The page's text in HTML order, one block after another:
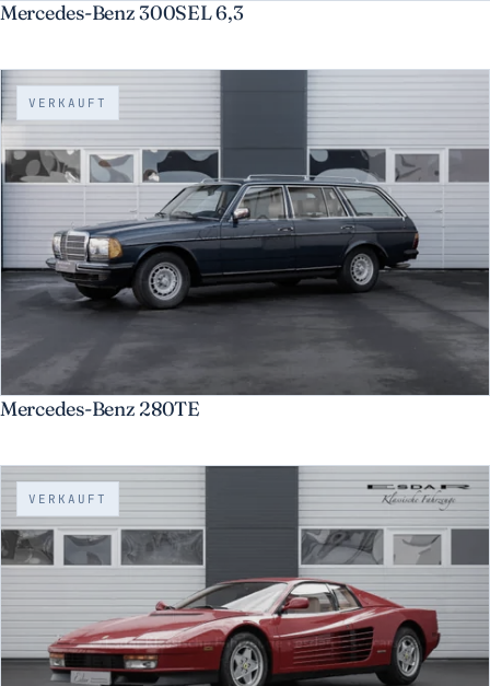
Mercedes-Benz 300SEL 6,3
VERKAUFT
Mercedes-Benz 280TE
VERKAUFT